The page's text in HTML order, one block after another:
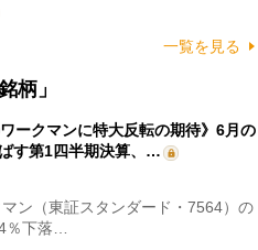
一覧を見る
柄」
ワークマンに特大反転の期待》6月の
す第1四半期決算、…
ン（東証スタンダード・7564）の
％下落…